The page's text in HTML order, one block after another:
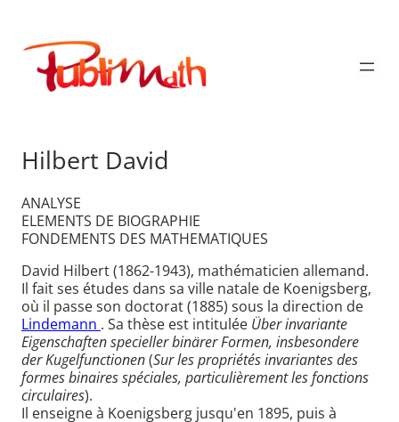
contenu
Publimath
Hilbert David
ANALYSE
ELEMENTS DE BIOGRAPHIE
FONDEMENTS DES MATHEMATIQUES
David Hilbert (1862-1943), mathématicien allemand.
Il fait ses études dans sa ville natale de Koenigsberg,
où il passe son doctorat (1885) sous la direction de
Lindemann . Sa thèse est intitulée Über invariante
Eigenschaften specieller binärer Formen, insbesondere
der Kugelfunctionen(Sur les propriétés invariantes des
formes binaires spéciales, particulièrement les fonctions
circulaires).
Il enseigne à Koenigsberg jusqu'en 1895, puis à